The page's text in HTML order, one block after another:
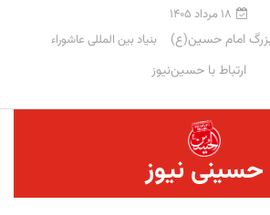
۱۸ مرداد ۱۴۰۵
بزرگ امام حسین(ع) بنیاد بین المللی عاشوراء
ارتباط با حسین‌نیوز
حسینی نیوز